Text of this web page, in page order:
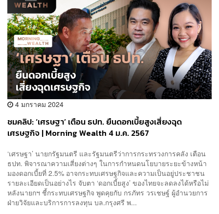
4 มกราคม 2024
ชมคลิป: ‘เศรษฐา’ เตือน ธปท. ยืนดอกเบี้ยสูงเสี่ยงฉุด
เศรษฐกิจ | Morning Wealth 4 ม.ค. 2567
‘เศรษฐา’ นายกรัฐมนตรี และรัฐมนตรีว่าการกระทรวงการคลัง เตือน
ธปท. พิจารณาความเสี่ยงต่างๆ ในการกำหนดนโยบายระยะข้างหน้า
มองดอกเบี้ยที่ 2.5% อาจกระทบเศรษฐกิจและความเป็นอยู่ประชาชน
รายละเอียดเป็นอย่างไร จับตา ‘ดอกเบี้ยสูง’ ของไทยจะลดลงได้หรือไม่
หลังนายกฯ ชี้กระทบเศรษฐกิจ พูดคุยกับ กรภัทร วรเชษฐ์ ผู้อำนวยการ
ฝ่ายวิจัยและบริการการลงทุน บล.กรุงศรี พ...